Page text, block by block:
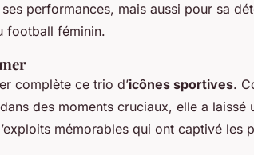
performances, mais aussi pour sa
football féminin.
complète ce trio d’icônes sportives.
des moments cruciaux, elle a laissé
mémorables qui ont captivé les